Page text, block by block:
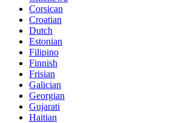
Corsican
Croatian
Dutch
Estonian
Filipino
Finnish
Frisian
Galician
Georgian
Gujarati
Haitian